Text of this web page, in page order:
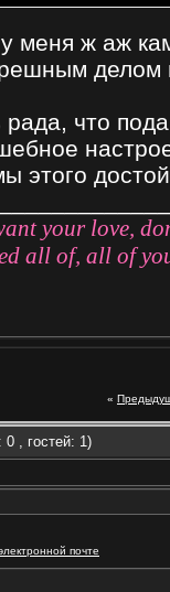
меня ж аж
делом
что
этого
your love,
all of, all of
«
0 , гостей: 1)
почте